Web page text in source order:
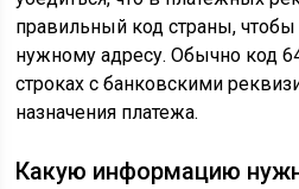
правильный код страны, чтобы
нужному адресу. Обычно код
строках с банковскими
назначения платежа.
Какую информацию